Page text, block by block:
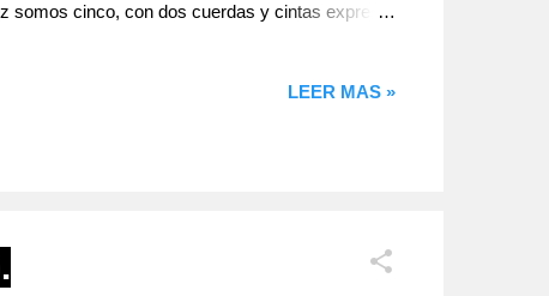
somos cinco, con dos cuerdas y cintas expres
LEER MAS »